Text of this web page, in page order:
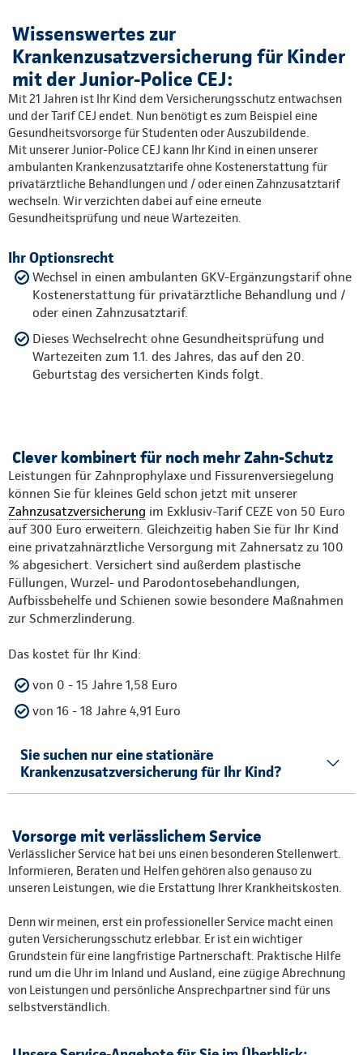
Wissenswertes zur
Krankenzusatzversicherung für Kinder
mit der Junior-Police CEJ:
Mit 21 Jahren ist Ihr Kind dem Versicherungsschutz entwachsen
und der Tarif CEJ endet. Nun benötigt es zum Beispiel eine
Gesundheitsvorsorge für Studenten oder Auszubildende.
Mit unserer Junior-Police CEJ kann Ihr Kind in einen unserer
ambulanten Krankenzusatztarife ohne Kostenerstattung für
privatärztliche Behandlungen und / oder einen Zahnzusatztarif
wechseln. Wir verzichten dabei auf eine erneute
Gesundheitsprüfung und neue Wartezeiten.
Ihr Optionsrecht
Wechsel in einen ambulanten GKV-Ergänzungstarif ohne
Kostenerstattung für privatärztliche Behandlung und /
oder einen Zahnzusatztarif.
Dieses Wechselrecht ohne Gesundheitsprüfung und
Wartezeiten zum 1.1. des Jahres, das auf den 20.
Geburtstag des versicherten Kinds folgt.
Clever kombinert für noch mehr Zahn-Schutz
Leistungen für Zahnprophylaxe und Fissurenversiegelung
können Sie für kleines Geld schon jetzt mit unserer
Zahnzusatzversicherung im Exklusiv-Tarif CEZE von 50 Euro
auf 300 Euro erweitern. Gleichzeitig haben Sie für Ihr Kind
eine privatzahnärztliche Versorgung mit Zahnersatz zu 100
% abgesichert. Versichert sind außerdem plastische
Füllungen, Wurzel- und Parodontosebehandlungen,
Aufbissbehelfe und Schienen sowie besondere Maßnahmen
zur Schmerzlinderung.
Das kostet für Ihr Kind:
von 0 - 15 Jahre 1,58 Euro
von 16 - 18 Jahre 4,91 Euro
Sie suchen nur eine stationäre
Krankenzusatzversicherung für Ihr Kind?
Vorsorge mit verlässlichem Service
Verlässlicher Service hat bei uns einen besonderen Stellenwert.
Informieren, Beraten und Helfen gehören also genauso zu
unseren Leistungen, wie die Erstattung Ihrer Krankheitskosten.
Denn wir meinen, erst ein professioneller Service macht einen
guten Versicherungsschutz erlebbar. Er ist ein wichtiger
Grundstein für eine langfristige Partnerschaft. Praktische Hilfe
rund um die Uhr im Inland und Ausland, eine zügige Abrechnung
von Leistungen und persönliche Ansprechpartner sind für uns
selbstverständlich.